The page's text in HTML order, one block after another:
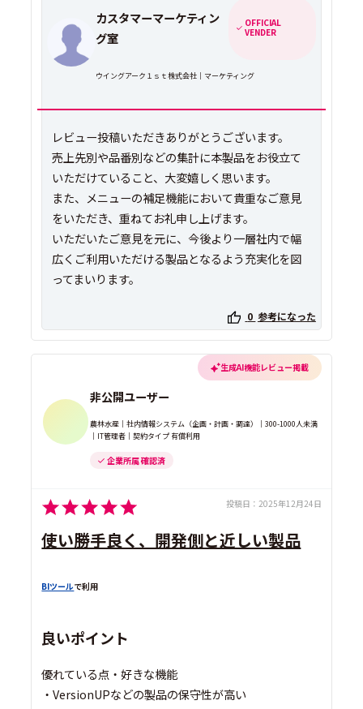
カスタマーマーケティン
グ室
OFFICIAL
VENDER
ウイングアーク１ｓｔ株式会社｜マーケティング
レビュー投稿いただきありがとうございます。
売上先別や品番別などの集計に本製品をお役立て
いただけていること、大変嬉しく思います。
また、メニューの補足機能において貴重なご意見
をいただき、重ねてお礼申し上げます。
いただいたご意見を元に、今後より一層社内で幅
広くご利用いただける製品となるよう充実化を図
ってまいります。
0 参考になった
生成AI機能レビュー掲載
非公開ユーザー
農林水産｜社内情報システム（企画・計画・調達）｜300-1000人未満
｜IT管理者｜契約タイプ 有償利用
企業所属 確認済
投稿日： 2025年12月24日
使い勝手良く、開発側と近しい製品
BIツールで利用
良いポイント
優れている点・好きな機能
・VersionUPなどの製品の保守性が高い